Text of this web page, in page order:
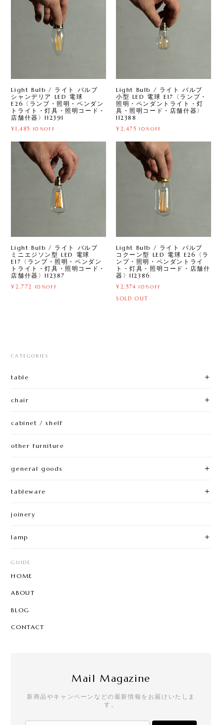
Light Bulb / ライト バルブ
シャンデリア LED 電球
E26〈ランプ・照明・ペンダン
トライト・灯具・照明コード・
店舗什器〉112391
¥1,485 10%OFF
Light Bulb / ライト バルブ
小型 LED 電球 E17〈ランプ・
照明・ペンダントライト・灯
具・照明コード・店舗什器〉
112388
¥2,475 10%OFF
Light Bulb / ライト バルブ
ミニエジソン型 LED 電球
E17〈ランプ・照明・ペンダン
トライト・灯具・照明コード・
店舗什器〉112387
¥2,772 10%OFF
Light Bulb / ライト バルブ
コクーン型 LED 電球 E26〈ラ
ンプ・照明・ペンダントライ
ト・灯具・照明コード・店舗什
器〉112386
¥2,574 10%OFF
SOLD OUT
CATEGORIES
table
chair
cabinet / shelf
other furniture
general goods
tableware
joinery
lamp
GUIDE
HOME
ABOUT
BLOG
CONTACT
Mail Magazine
新商品やキャンペーンなどの最新情報をお届けいたしま
す。